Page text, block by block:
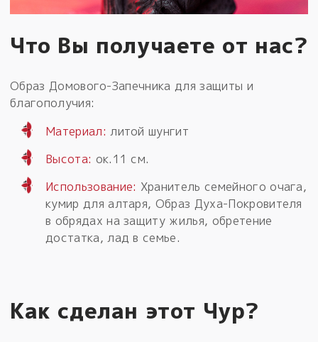
Что Вы получаете от нас?
Образ Домового-Запечника для защиты и
благополучия:
Материал: литой шунгит
Высота: ок.11 см.
Использование: Хранитель семейного очага,
кумир для алтаря, Образ Духа-Покровителя
в обрядах на защиту жилья, обретение
достатка, лад в семье.
Как сделан этот Чур?